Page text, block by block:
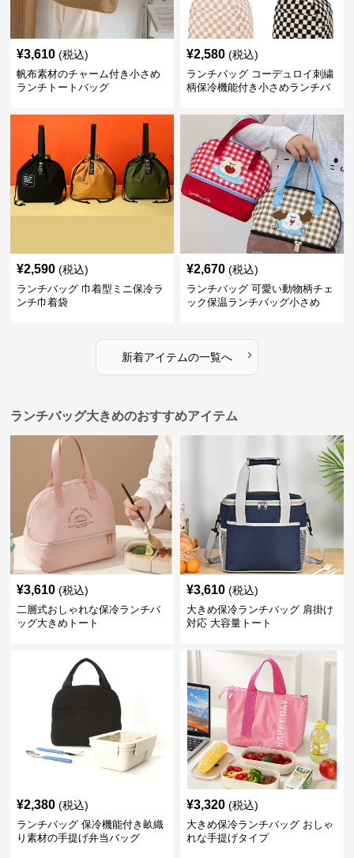
¥3,610 (税込)
帆布素材のチャーム付き小さめ
ランチトートバッグ
¥2,580 (税込)
ランチバッグ コーデュロイ刺繍
柄保冷機能付き小さめランチバ
¥2,590 (税込)
ランチバッグ 巾着型ミニ保冷ラ
ンチ巾着袋
¥2,670 (税込)
ランチバッグ 可愛い動物柄チェ
ック保温ランチバッグ小さめ
新着アイテムの一覧へ ›
ランチバッグ大きめのおすすめアイテム
¥3,610 (税込)
二層式おしゃれな保冷ランチバ
ッグ大きめトート
¥3,610 (税込)
大きめ保冷ランチバッグ 肩掛け
対応 大容量トート
¥2,380 (税込)
ランチバッグ 保冷機能付き畝織
り素材の手提げ弁当バッグ
¥3,320 (税込)
大きめ保冷ランチバッグ おしゃ
れな手提げタイプ